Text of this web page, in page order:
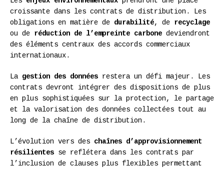
croissante dans les contrats de distribution. Les
obligations en matière de durabilité, de recyclage
ou de réduction de l’empreinte carbone deviendront
des éléments centraux des accords commerciaux
internationaux.
La gestion des données restera un défi majeur. Les
contrats devront intégrer des dispositions de plus
en plus sophistiquées sur la protection, le partage
et la valorisation des données collectées tout au
long de la chaîne de distribution.
L’évolution vers des chaînes d’approvisionnement
résilientes se reflétera dans les contrats par
l’inclusion de clauses plus flexibles permettant